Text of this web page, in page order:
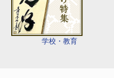
学校・教育